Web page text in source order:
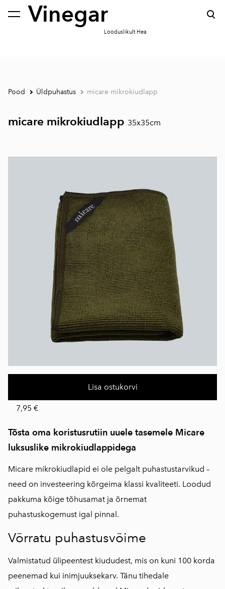
Vinegar
Looduslikult Hea
lisati ostukorvi. Vaata ostukorvi
Pood Üldpuhastus micare mikrokiudlapp
micare mikrokiudlapp 35x35cm
Lisa ostukorvi
7,95 €
Tõsta oma koristusrutiin uuele tasemele Micare
luksuslike mikrokiudlappidega
Micare mikrokiudlapid ei ole pelgalt puhastustarvikud –
need on investeering kõrgeima klassi kvaliteeti. Loodud
pakkuma kõige tõhusamat ja õrnemat
puhastuskogemust igal pinnal.
Võrratu puhastusvõime
Valmistatud ülipeentest kiududest, mis on kuni 100 korda
peenemad kui inimjuuksekarv. Tänu tihedale